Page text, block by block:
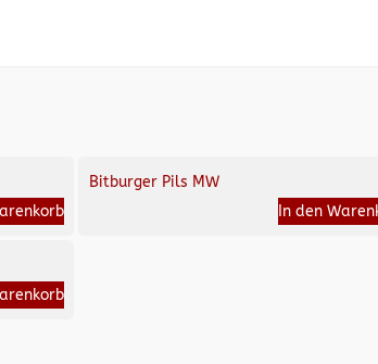
Bitburger Pils MW
In den